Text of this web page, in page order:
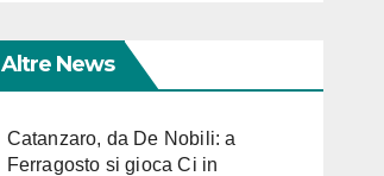
Altre News
Catanzaro, da De Nobili: a
Ferragosto si gioca Ci in